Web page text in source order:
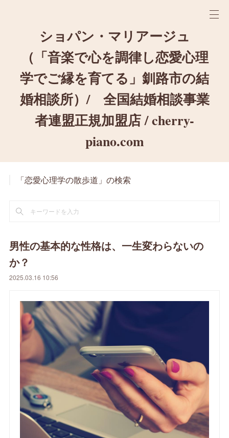
ショパン・マリアージュ
（「音楽で心を調律し恋愛心理
学でご縁を育てる」釧路市の結
婚相談所）/ 全国結婚相談事業
者連盟正規加盟店 / cherry-
piano.com
「恋愛心理学の散歩道」の検索
男性の基本的な性格は、一生変わらないの
か？
2025.03.16 10:56